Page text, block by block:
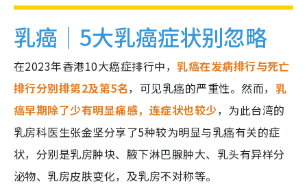
乳癌｜5大乳癌症状别忽略
在2023年香港10大癌症排行中，乳癌在发病排行与死亡
排行分别排第2及第5名，可见乳癌的严重性。然而， 乳
癌早期除了少有明显痛感，连症状也较少，为此台湾的
乳房科医生张金坚分享了5种较为明显与乳癌有关的症
状，分别是乳房肿块、腋下淋巴腺肿大、乳头有异样分
泌物、乳房皮肤变化，及乳房不对称等。